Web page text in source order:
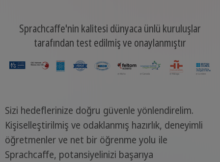
Sprachcaffe'nin kalitesi dünyaca ünlü kuruluşlar
tarafından test edilmiş ve onaylanmıştır
Sizi hedeflerinize doğru güvenle yönlendirelim.
Kişiselleştirilmiş ve odaklanmış hazırlık, deneyimli
öğretmenler ve net bir öğrenme yolu ile
Sprachcaffe, potansiyelinizi başarıya